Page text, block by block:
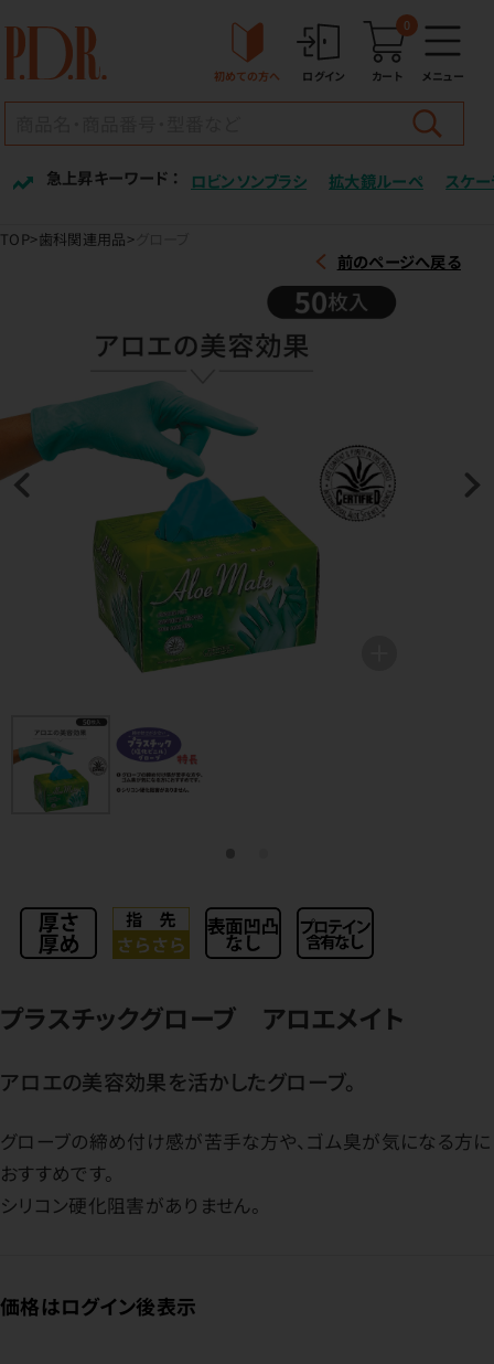
初めての方へ ログイン カート
0
メニュー
急上昇キーワード ： ロビンソンブラシ 拡大鏡ルーペ スケ
TOP 歯科関連用品
前のページへ戻る
プラスチックグローブ アロエメイト
アロエの美容効果を活かしたグローブ。
グローブの締め付け感が苦手な方や、ゴム臭が気になる方に
おすすめです。
シリコン硬化阻害がありません。
価格はログイン後表示